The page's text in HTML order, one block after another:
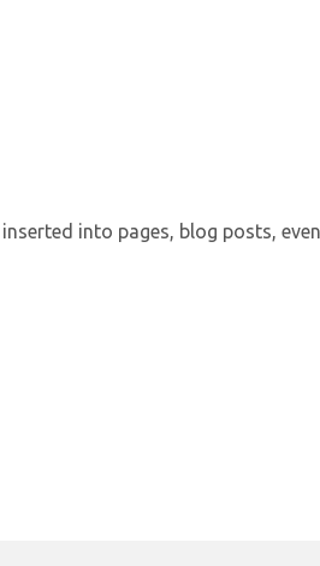
into pages, blog posts,